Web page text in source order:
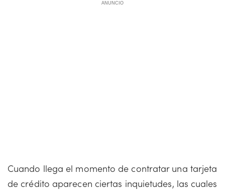
ANUNCIO
Cuando llega el momento de contratar una tarjeta
de crédito aparecen ciertas inquietudes, las cuales